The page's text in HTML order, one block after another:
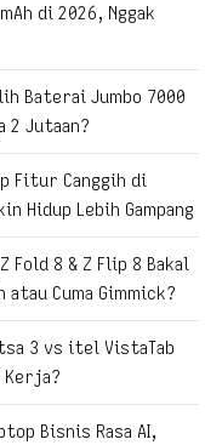
di 2026, Nggak
Baterai Jumbo 7000
2 Jutaan?
Fitur Canggih di
Hidup Lebih Gampang
Fold 8 & Z Flip 8 Bakal
atau Cuma Gimmick?
3 vs itel VistaTab
Kerja?
Bisnis Rasa AI,